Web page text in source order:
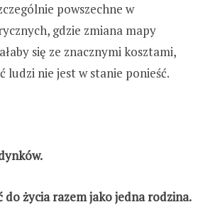
powszechne w
gdzie zmiana mapy
się ze znacznymi kosztami,
ludzi nie jest w stanie ponieść.
do życia razem jako jedna rodzina.